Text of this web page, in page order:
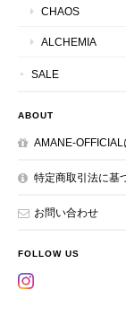
CHAOS
ALCHEMIA
SALE
ABOUT
AMANE-OFFICIAL
特定商取引法に基
お問い合わせ
FOLLOW US